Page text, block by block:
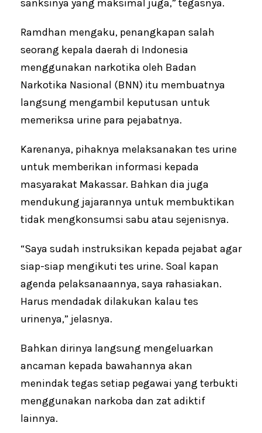
sanksinya yang maksimal juga,” tegasnya.
Ramdhan mengaku, penangkapan salah
seorang kepala daerah di Indonesia
menggunakan narkotika oleh Badan
Narkotika Nasional (BNN) itu membuatnya
langsung mengambil keputusan untuk
memeriksa urine para pejabatnya.
Karenanya, pihaknya melaksanakan tes urine
untuk memberikan informasi kepada
masyarakat Makassar. Bahkan dia juga
mendukung jajarannya untuk membuktikan
tidak mengkonsumsi sabu atau sejenisnya.
“Saya sudah instruksikan kepada pejabat agar
siap-siap mengikuti tes urine. Soal kapan
agenda pelaksanaannya, saya rahasiakan.
Harus mendadak dilakukan kalau tes
urinenya,” jelasnya.
Bahkan dirinya langsung mengeluarkan
ancaman kepada bawahannya akan
menindak tegas setiap pegawai yang terbukti
menggunakan narkoba dan zat adiktif
lainnya.